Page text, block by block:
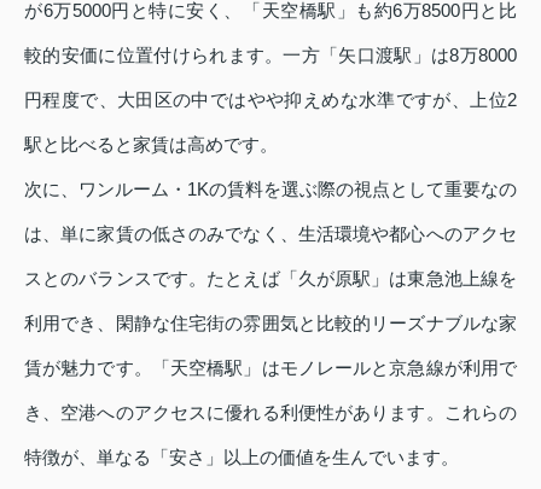
が6万5000円と特に安く、「天空橋駅」も約6万8500円と比
較的安価に位置付けられます。一方「矢口渡駅」は8万8000
円程度で、大田区の中ではやや抑えめな水準ですが、上位2
駅と比べると家賃は高めです。
次に、ワンルーム・1Kの賃料を選ぶ際の視点として重要なの
は、単に家賃の低さのみでなく、生活環境や都心へのアクセ
スとのバランスです。たとえば「久が原駅」は東急池上線を
利用でき、閑静な住宅街の雰囲気と比較的リーズナブルな家
賃が魅力です。「天空橋駅」はモノレールと京急線が利用で
き、空港へのアクセスに優れる利便性があります。これらの
特徴が、単なる「安さ」以上の価値を生んでいます。